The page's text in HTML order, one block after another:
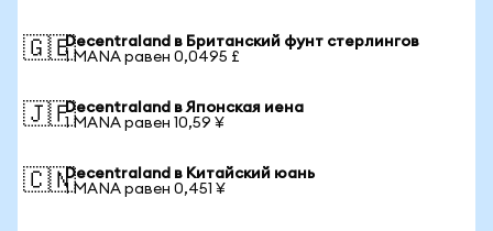
🇬🇧Decentraland в Британский фунт стерлингов
1 MANA равен 0,0495 £
🇯🇵Decentraland в Японская иена
1 MANA равен 10,59 ¥
🇨🇳Decentraland в Китайский юань
1 MANA равен 0,451 ¥